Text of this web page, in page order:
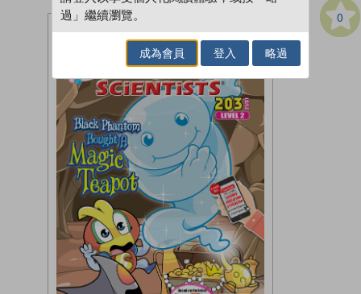
0
過」繼續瀏覽。
成為會員 登入 略過